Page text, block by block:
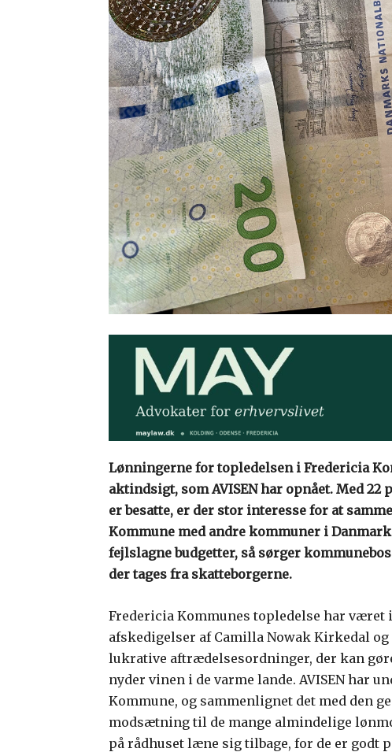
Lønningerne for topledelsen i Fredericia
aktindsigt, som AVISEN har opnået. Med
er besatte, er der stor interesse for at
Kommune med andre kommuner i
fejlslagne budgetter, så sørger
der tages fra skatteborgerne.
Fredericia Kommunes topledelse har været
afskedigelser af Camilla Nowak Kirkedal
lukrative aftrædelsesordninger, der kan
nyder vinen i de varme lande. AVISEN har
Kommune, og sammenlignet det med den
modsætning til de mange almindelige
på rådhuset læne sig tilbage, for de er godt